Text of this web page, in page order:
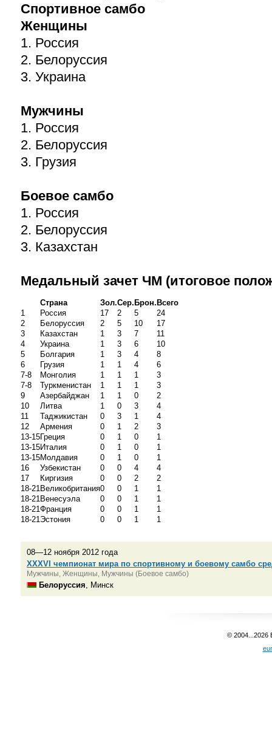
Спортивное самбо
Женщины
1. Россия
2. Белоруссия
3. Украина
Мужчины
1. Россия
2. Белоруссия
3. Грузия
Боевое самбо
1. Россия
2. Белоруссия
3. Казахстан
Медальный зачет ЧМ (итоговое
Страна Зол.Сер. Брон. Всего
1
Россия 17 2 5
24
2
Белоруссия 2 5 10
17
3
Казахстан 1 3 7
11
4
Украина 1 3 6
10
5
Болгария 1 3 4
8
6
Грузия 1 1 4
6
7-8
Монголия 1 1 1
3
7-8
Туркменистан 1 1 1
3
9
Азербайджан 1 1 0
2
10
Литва 1 0 3
4
11
Таджикистан 0 3 1
4
12
Армения 0 1 2
3
13-15Греция 0 1 0
1
13-15Италия 0 1 0
1
13-15Молдавия 0 1 0
1
16
Узбекистан 0 0 4
4
17
Киргизия 0 0 2
2
18-21 Великобритания0 0 1
1
18-21 Венесуэла 0 0 1
1
18-21 Франция 0 0 1
1
18-21 Эстония 0 0 1 1
08—12 ноября 2012 года
XXXVI чемпионат мира по спортивному и боевому самбо
Мужчины, Женщины, Мужчины (Боевое самбо)
Белоруссия , Минск
© 2004...2026